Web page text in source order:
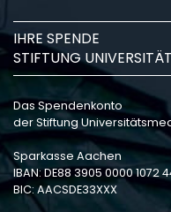
IHRE SPENDE
STIFTUNG
Das Spendenkonto
der Stiftung
Sparkasse Aachen
IBAN: DE88 3905 0000 1072
BIC: AACSDE33XXX